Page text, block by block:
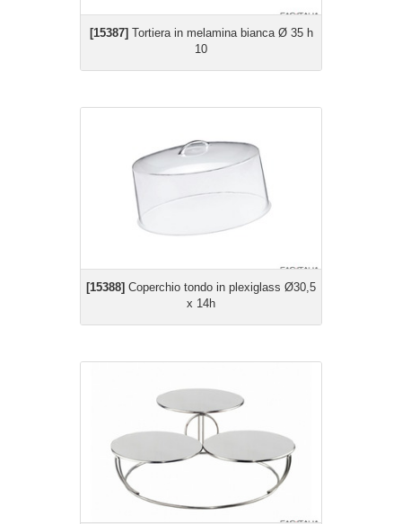
[15387] Tortiera in melamina bianca Ø 35 h
10
[15388] Coperchio tondo in plexiglass Ø30,5
x 14h